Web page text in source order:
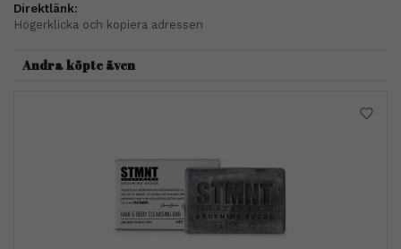
Direktlänk:
Högerklicka och kopiera adressen
Andra köpte även